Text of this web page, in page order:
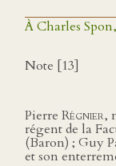
À Charles
Note [13]
Pierre Régnier,
régent de la
(Baron) ; Guy
et son